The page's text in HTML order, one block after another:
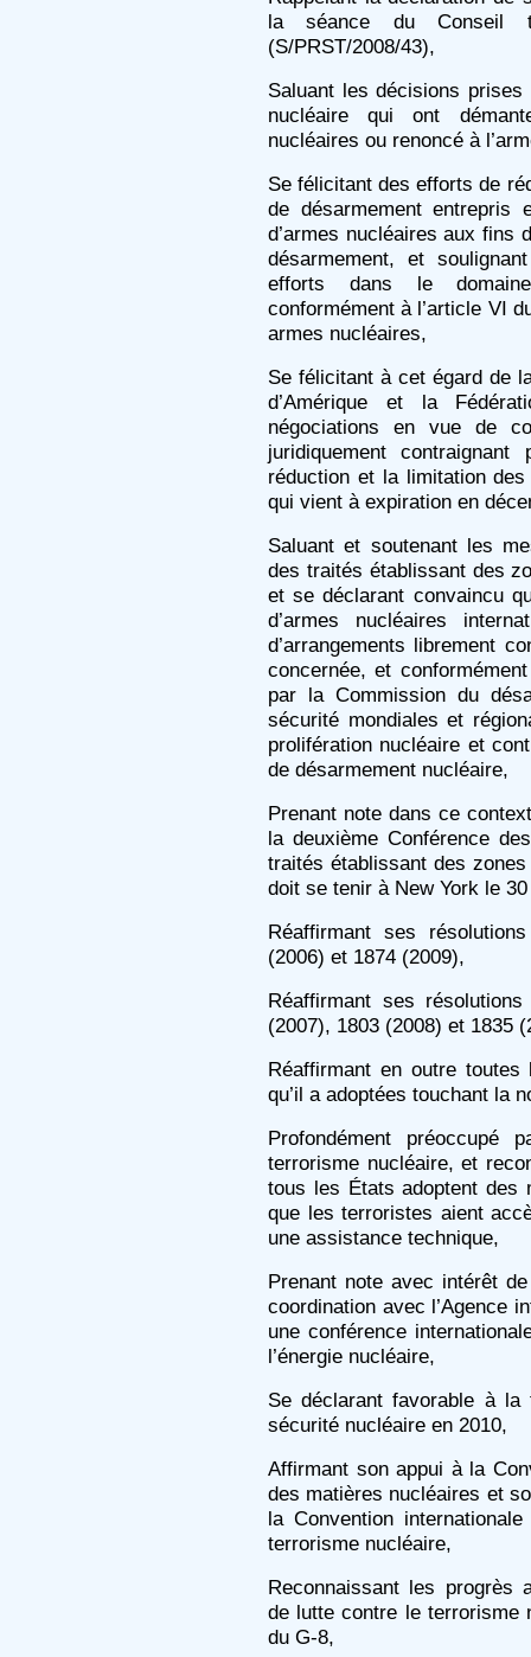
la séance du Conseil
(S/PRST/2008/43),
Saluant les décisions
nucléaire qui ont
nucléaires ou renoncé à
Se félicitant des efforts de
de désarmement
d’armes nucléaires aux fins
désarmement, et
efforts dans le
conformément à l’article VI
armes nucléaires,
Se félicitant à cet égard de
d’Amérique et la
négociations en vue de
juridiquement
réduction et la limitation
qui vient à expiration en
Saluant et soutenant les
des traités établissant des
et se déclarant convaincu
d’armes nucléaires
d’arrangements librement
concernée, et
par la Commission du
sécurité mondiales et
prolifération nucléaire et
de désarmement nucléaire,
Prenant note dans ce
la deuxième Conférence
traités établissant des
doit se tenir à New York le
Réaffirmant ses
(2006) et 1874 (2009),
Réaffirmant ses
(2007), 1803 (2008) et 1835
Réaffirmant en outre
qu’il a adoptées touchant la
Profondément
terrorisme nucléaire, et
tous les États adoptent des
que les terroristes aient
une assistance technique,
Prenant note avec intérêt
coordination avec l’Agence
une conférence
l’énergie nucléaire,
Se déclarant favorable à
sécurité nucléaire en 2010,
Affirmant son appui à la
des matières nucléaires et
la Convention
terrorisme nucléaire,
Reconnaissant les progrès
de lutte contre le terrorisme
du G-8,